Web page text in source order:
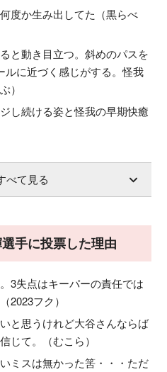
度か生み出してた（黒らべ
と動き目立つ。斜めのパスを
ルに近づく感じがする。怪我
）
し続ける姿と怪我の早期快癒
べて見る
手に投票した理由
3失点はキーパーの責任では
2023フク）
と思うけれど大谷さんならば
じて。（むこら）
ミスは無かった筈・・・ただ